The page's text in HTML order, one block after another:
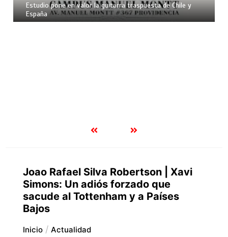
Estudio pone en valor la guitarra traspuesta de Chile y
España
Joao Rafael Silva Robertson | Xavi
Simons: Un adiós forzado que
sacude al Tottenham y a Países
Bajos
Inicio Actualidad